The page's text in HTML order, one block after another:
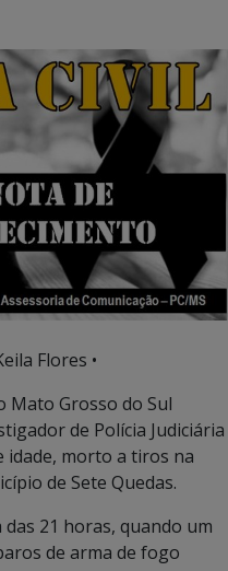
Flores •
Mato Grosso do Sul
de Polícia Judiciária
idade, morto a tiros na
de Sete Quedas.
21 horas, quando um
de arma de fogo